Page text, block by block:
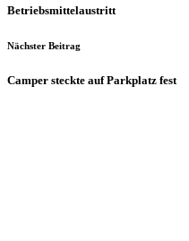
Betriebsmittelaustritt
Nächster Beitrag
Camper steckte auf Parkplatz fest